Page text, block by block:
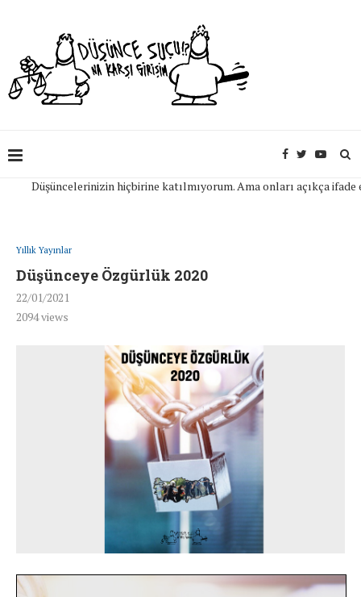
hiçbirine katılmıyorum. Ama onları açıkça ifade
Yıllık Yayınlar
Düşünceye Özgürlük 2020
22/01/2021
2094views